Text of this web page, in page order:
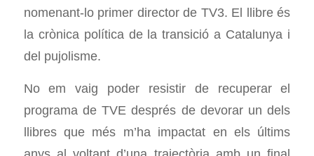
nomenant-lo primer director de TV3. El llibre és
la crònica política de la transició a Catalunya i
del pujolisme.
No em vaig poder resistir de recuperar el
programa de TVE després de devorar un dels
llibres que més m’ha impactat en els últims